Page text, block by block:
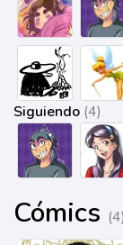
Siguiendo (4)
Cómics (4)